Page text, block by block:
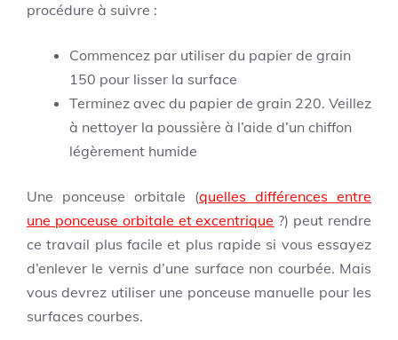
procédure à suivre :
Commencez par utiliser du papier de grain
150 pour lisser la surface
Terminez avec du papier de grain 220. Veillez
à nettoyer la poussière à l’aide d’un chiffon
légèrement humide
Une ponceuse orbitale (quelles différences entre
une ponceuse orbitale et excentrique ?) peut rendre
ce travail plus facile et plus rapide si vous essayez
d’enlever le vernis d’une surface non courbée. Mais
vous devrez utiliser une ponceuse manuelle pour les
surfaces courbes.